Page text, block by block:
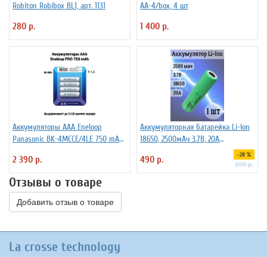
Robiton Robibox BL1, арт. 1131
280 р.
AA-4/box, 4 шт
1 400 р.
Аккумуляторы ААА Еneloop
Panasonic BK-4MCCE/4LE 750 mAh
2 390 р.
Аккумуляторная батарейка Li-Ion
18650, 2500мАч 3.7В, 20A
490 р. -28 %
690 р.
Отзывы о товаре
Добавить отзыв о товаре
La crosse technology